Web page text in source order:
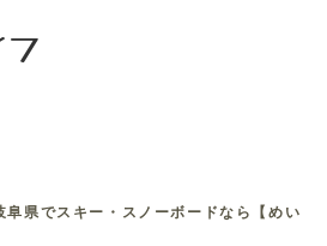
阜県でスキー・スノーボードなら【めい